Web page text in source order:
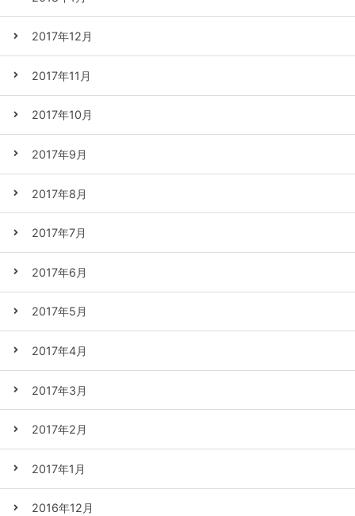
2017年12月
2017年11月
2017年10月
2017年9月
2017年8月
2017年7月
2017年6月
2017年5月
2017年4月
2017年3月
2017年2月
2017年1月
2016年12月